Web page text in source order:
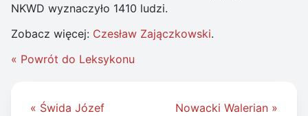
NKWD wyznaczyło 1410 ludzi.
Zobacz więcej: Czesław Zajączkowski.
« Powrót do Leksykonu
Nawigacja
« Świda Józef Nowacki Walerian »